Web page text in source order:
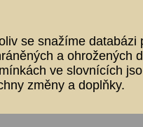
se snažíme databázi
a ohrožených
ve slovnících
změny a doplňky.